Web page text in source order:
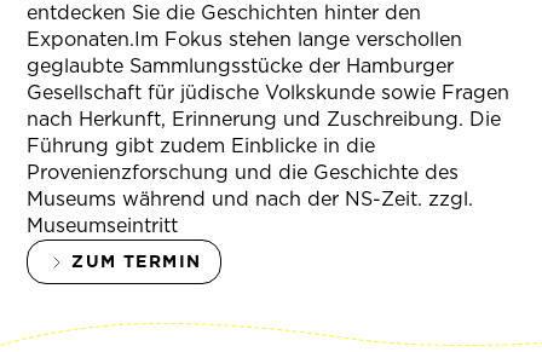
entdecken Sie die Geschichten hinter den
Exponaten.Im Fokus stehen lange verschollen
geglaubte Sammlungsstücke der Hamburger
Gesellschaft für jüdische Volkskunde sowie Fragen
nach Herkunft, Erinnerung und Zuschreibung. Die
Führung gibt zudem Einblicke in die
Provenienzforschung und die Geschichte des
Museums während und nach der NS-Zeit. zzgl.
Museumseintritt
ZUM TERMIN